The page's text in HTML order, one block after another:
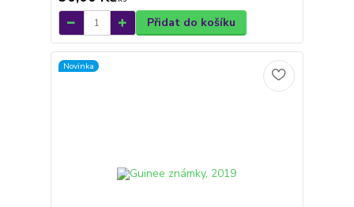
Přidat do košíku
Novinka